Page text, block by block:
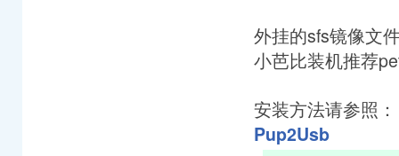
外挂的sfs镜像文
小芭比装机推荐
安装方法请参照
Pup2Usb